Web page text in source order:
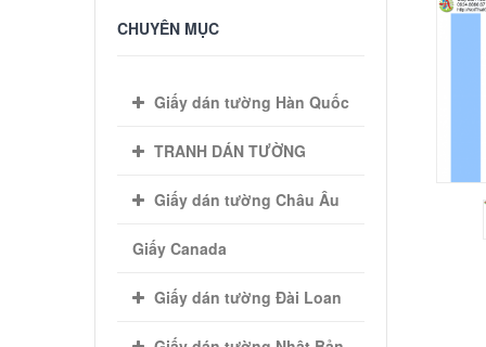
CHUYÊN MỤC
Giấy dán tường Hàn Quốc
TRANH DÁN TƯỜNG
Giấy dán tường Châu Âu
Giấy Canada
Giấy dán tường Đài Loan